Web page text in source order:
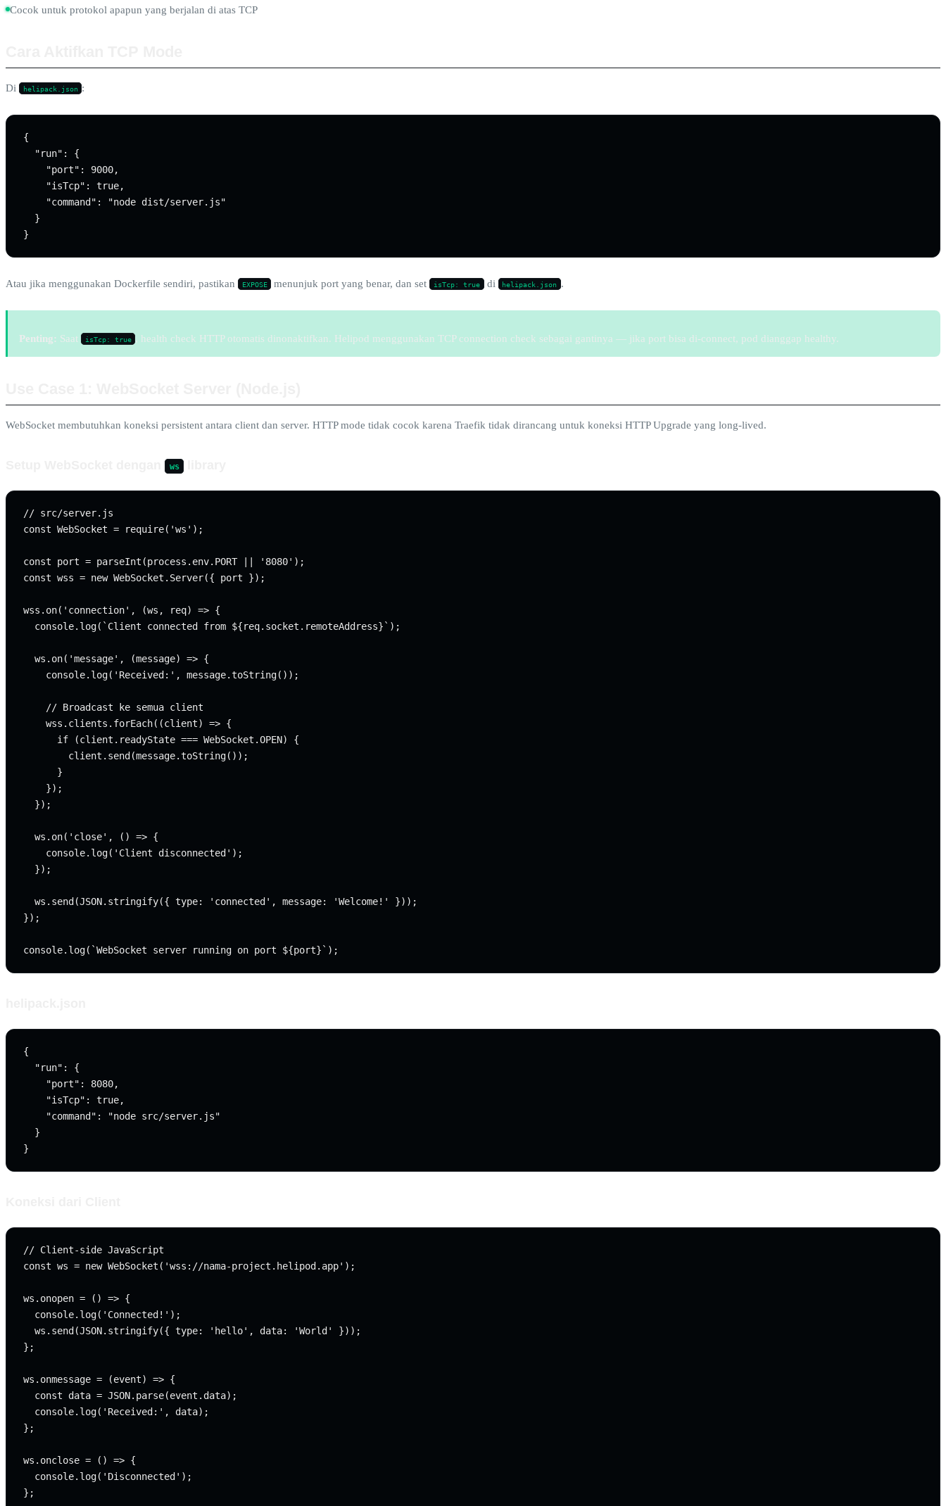
Cocok untuk protokol apapun yang berjalan di atas TCP
Di helipack.json :
{
  "run": {
    "port": 9000,
    "isTcp": true,
    "command": "node dist/server.js"
  }
Atau jika menggunakan Dockerfile sendiri, pastikan EXPOSE menunjuk port yang benar, dan set isTcp: true di helipack.json .
Penting: Saat isTcp: true , health check HTTP otomatis dinonaktifkan. Helipod menggunakan TCP connection check sebagai gantinya — jika port bisa di-connect, pod dianggap healthy.
WebSocket membutuhkan koneksi persistent antara client dan server. HTTP mode tidak cocok karena Traefik tidak dirancang untuk koneksi HTTP Upgrade yang long-lived.
ws
// src/server.js
const WebSocket = require('ws');
const port = parseInt(process.env.PORT || '8080');
const wss = new WebSocket.Server({ port });
wss.on('connection', (ws, req) => {
  console.log(`Client connected from ${req.socket.remoteAddress}`);
  ws.on('message', (message) => {
    console.log('Received:', message.toString());
    // Broadcast ke semua client
    wss.clients.forEach((client) => {
      if (client.readyState === WebSocket.OPEN) {
        client.send(message.toString());
      }
    });
  });
  ws.on('close', () => {
    console.log('Client disconnected');
  });
  ws.send(JSON.stringify({ type: 'connected', message: 'Welcome!' }));
});
{
  "run": {
    "port": 8080,
    "isTcp": true,
    "command": "node src/server.js"
  }
// Client-side JavaScript
const ws = new WebSocket('wss://nama-project.helipod.app');
ws.onopen = () => {
  console.log('Connected!');
  ws.send(JSON.stringify({ type: 'hello', data: 'World' }));
};
ws.onmessage = (event) => {
  const data = JSON.parse(event.data);
  console.log('Received:', data);
};
ws.onclose = () => {
  console.log('Disconnected');